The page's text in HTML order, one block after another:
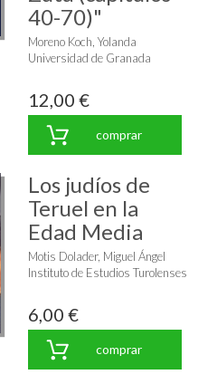
40-70)"
Moreno Koch, Yolanda
Universidad de Granada
12,00 €
comprar
Los judíos de
Teruel en la
Edad Media
Motis Dolader, Miguel Ángel
Instituto de Estudios Turolenses
6,00 €
comprar